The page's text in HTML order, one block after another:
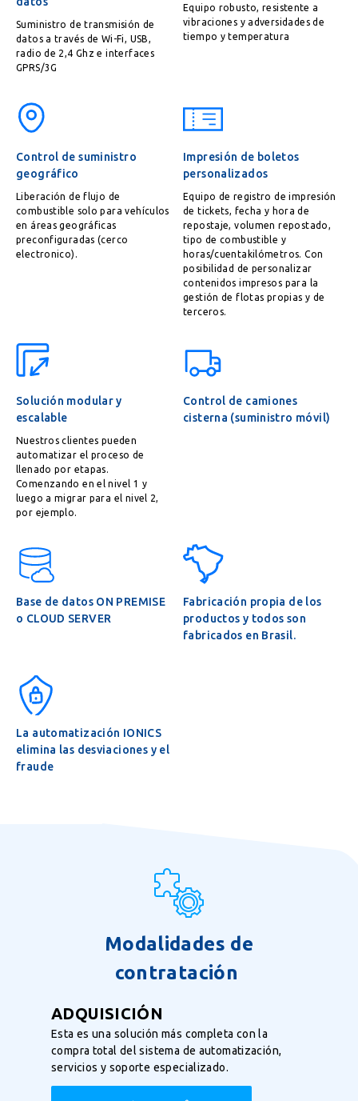
Suministro de transmisión de
datos a través de Wi-Fi, USB,
radio de 2,4 Ghz e interfaces
GPRS/3G
Equipo robusto, resistente a
vibraciones y adversidades de
tiempo y temperatura
Control de suministro
geográfico
Liberación de flujo de
combustible solo para vehículos
en áreas geográficas
preconfiguradas (cerco
electronico).
Impresión de boletos
personalizados
Equipo de registro de impresión
de tickets, fecha y hora de
repostaje, volumen repostado,
tipo de combustible y
horas/cuentakilómetros. Con
posibilidad de personalizar
contenidos impresos para la
gestión de flotas propias y de
terceros.
Solución modular y
escalable
Nuestros clientes pueden
automatizar el proceso de
llenado por etapas.
Comenzando en el nivel 1 y
luego a migrar para el nivel 2,
por ejemplo.
Control de camiones
cisterna (suministro móvil)
Base de datos ON PREMISE
o CLOUD SERVER
Fabricación propia de los
productos y todos son
fabricados en Brasil.
La automatización IONICS
elimina las desviaciones y el
fraude
Modalidades de
contratación
ADQUISICIÓN
Esta es una solución más completa con la
compra total del sistema de automatización,
servicios y soporte especializado.